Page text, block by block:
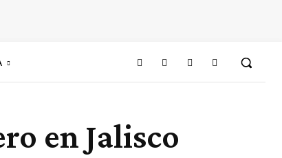
en Jalisco